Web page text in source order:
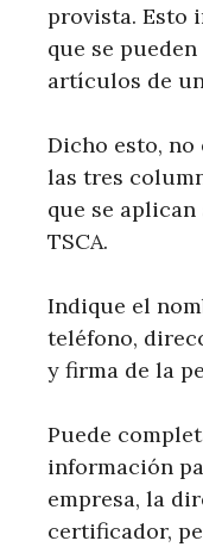
provista. Esto
que se
artículos de
Dicho esto, no
las tres
que se
TSCA.
Indique el
teléfono,
y firma de la
Puede
información
empresa, la
certificador,